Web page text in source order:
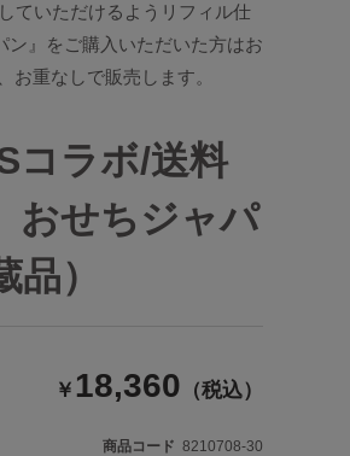
ていただけるようリフィル仕
』をご購入いただいた方はお
重なしで販売します。
コラボ/送料
おせちジャパ
）
￥ 18,360 （税込）
商品コード 8210708-30